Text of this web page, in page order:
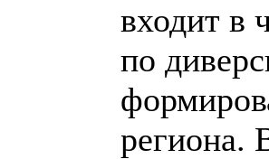
входит в
по
региона.